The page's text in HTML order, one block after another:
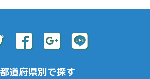
都道府県別で探す